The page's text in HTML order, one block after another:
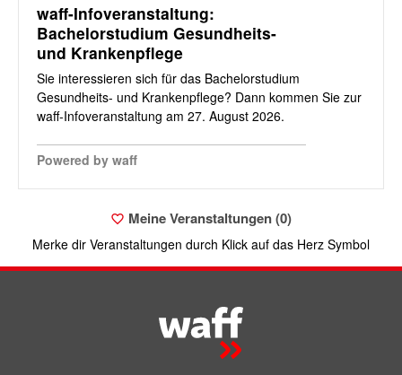
waff-Infoveranstaltung:
Bachelorstudium Gesundheits-
und Krankenpflege
Sie interessieren sich für das Bachelorstudium
Gesundheits- und Krankenpflege? Dann kommen Sie zur
waff-Infoveranstaltung am 27. August 2026.
Powered by waff
Meine Veranstaltungen (0)
Merke dir Veranstaltungen durch Klick auf das Herz Symbol